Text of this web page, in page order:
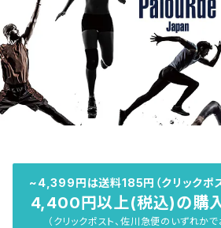
~4,399円は送料185円（クリックポス
4,400円以上(税込)の購
（クリックポスト、佐川急便のいずれかで